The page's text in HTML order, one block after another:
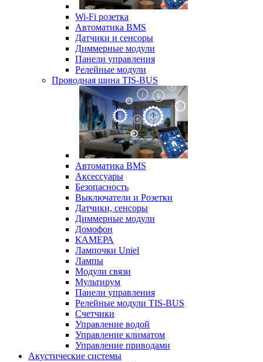
Wi-Fi розетка
Автоматика BMS
Датчики и сенсоры
Диммерные модули
Панели управления
Релейные модули
Проводная шина TIS-BUS
Автоматика BMS
Аксессуары
Безопасность
Выключатели и Розетки
Датчики, сенсоры
Диммерные модули
Домофон
КАМЕРА
Лампочки Uniel
Лампы
Модули связи
Мультирум
Панели управления
Релейные модули TIS-BUS
Счетчики
Управление водой
Управление климатом
Управление приводами
Акустические системы